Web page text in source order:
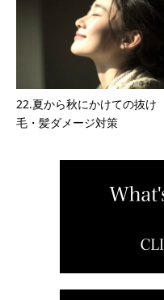
22.夏から秋にかけての抜け
毛・髪ダメージ対策